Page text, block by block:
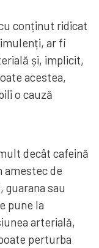
conținut ridicat
ar fi
și, implicit,
acestea,
o cauză
decât cafeină
amestec de
sau
pune la
arterială,
perturba